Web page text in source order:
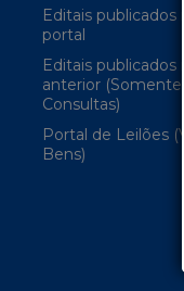
Editais publicados
portal
Editais publicados
anterior (Somente
Consultas)
Portal de Leilões
Bens)